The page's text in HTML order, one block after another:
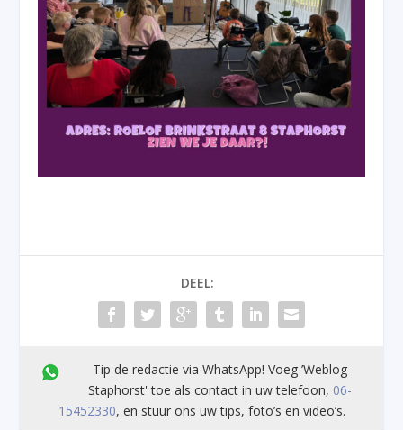
DEEL:
Tip de redactie via WhatsApp! Voeg ’Weblog
Staphorst' toe als contact in uw telefoon, 06-
15452330, en stuur ons uw tips, foto’s en video’s.